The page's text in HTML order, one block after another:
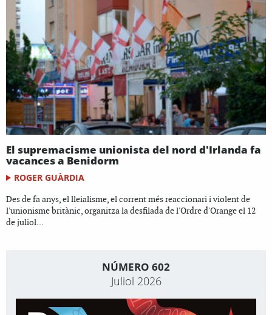
El supremacisme unionista del nord d'Irlanda fa
vacances a Benidorm
ROGER GUÀRDIA
Des de fa anys, el lleialisme, el corrent més reaccionari i violent de
l'unionisme britànic, organitza la desfilada de l'Ordre d'Orange el 12
de juliol...
NÚMERO 602
Juliol 2026